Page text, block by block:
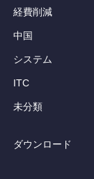
経費削減
中国
システム
ITC
未分類
ダウンロード